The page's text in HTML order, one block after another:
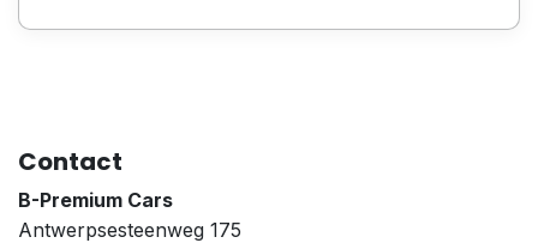
Contact
B-Premium Cars
Antwerpsesteenweg 175